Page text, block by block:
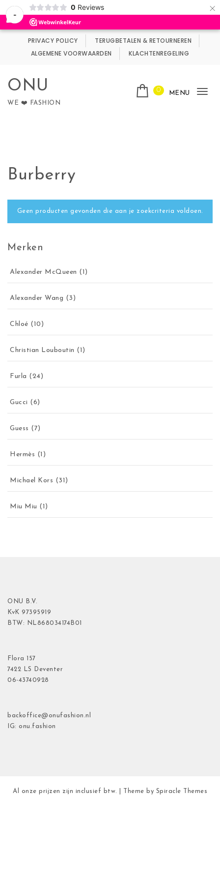
-
0 Reviews ×
Wij maken gebruik van cookies.
PRIVACY POLICY
TERUGBETALEN & RETOURNEREN
ALGEMENE VOORWAARDEN
KLACHTENREGELING
ONU
WE ❤️ FASHION
0 MENU
Burberry
Geen producten gevonden die aan je zoekcriteria voldoen.
Merken
Alexander McQueen (1)
Alexander Wang (3)
Chloé (10)
Christian Louboutin (1)
Furla (24)
Gucci (6)
Guess (7)
Hermès (1)
Michael Kors (31)
Miu Miu (1)
ONU B.V.
KvK 97395919
BTW: NL868034174B01
Flora 157
7422 LS Deventer
06-43740928
backoffice@onufashion.nl
IG: onu.fashion
Al onze prijzen zijn inclusief btw. | Theme by Spiracle Themes